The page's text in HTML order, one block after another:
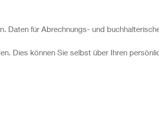
Daten für Abrechnungs- und
Dies können Sie selbst über Ihren